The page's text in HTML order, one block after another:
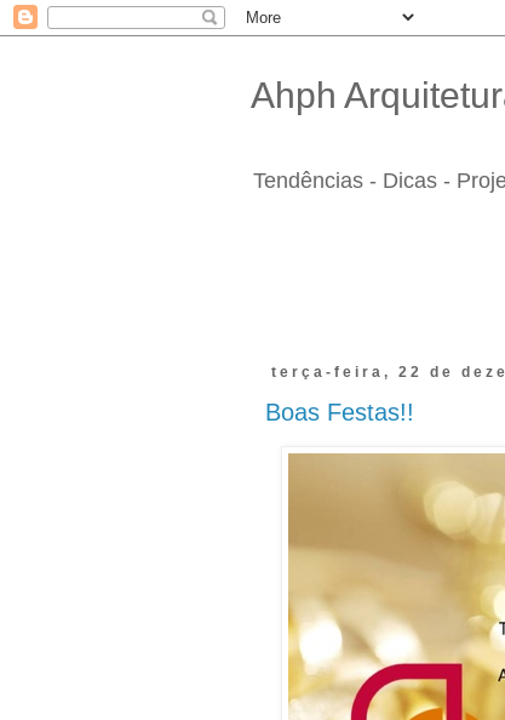
Ahph
Tendências - Dicas -
terça-feira, 22 de
Boas Festas!!